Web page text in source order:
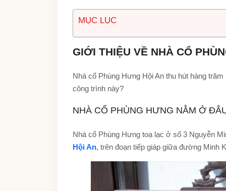
MỤC LỤC
GIỚI THIỆU VỀ NHÀ CỔ
Nhà cổ Phùng Hưng Hội An thu hút hàng
công trình này?
NHÀ CỔ PHÙNG HƯNG NẰM Ở
Nhà cổ Phùng Hưng toạ lạc ở số 3 Nguyễn
Hội An, trên đoạn tiếp giáp giữa đường Minh